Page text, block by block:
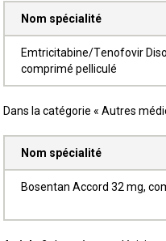
Nom spécialité
Emtricitabine/Tenofovir
comprimé pelliculé
Dans la catégorie « Autres
Nom spécialité
Bosentan Accord 32 mg,